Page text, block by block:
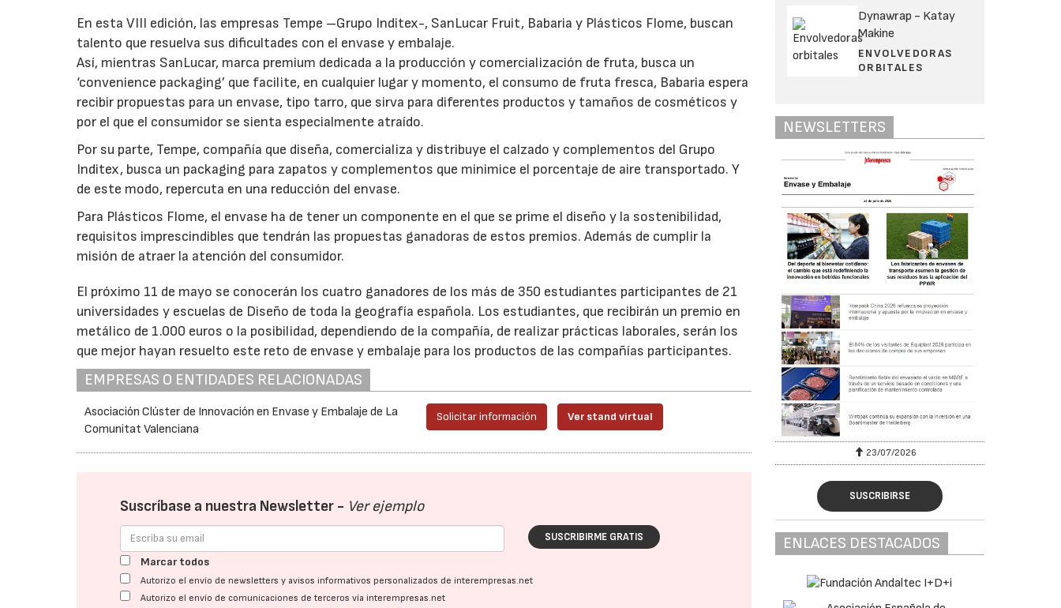
En esta VIII edición, las empresas Tempe –Grupo Inditex-, SanLucar Fruit, Babaria y Plásticos Flome, buscan
talento que resuelva sus dificultades con el envase y embalaje.
Así, mientras SanLucar, marca premium dedicada a la producción y comercialización de fruta, busca un
‘convenience packaging’ que facilite, en cualquier lugar y momento, el consumo de fruta fresca, Babaria espera
recibir propuestas para un envase, tipo tarro, que sirva para diferentes productos y tamaños de cosméticos y
por el que el consumidor se sienta especialmente atraído.
Por su parte, Tempe, compañía que diseña, comercializa y distribuye el calzado y complementos del Grupo
Inditex, busca un packaging para zapatos y complementos que minimice el porcentaje de aire transportado. Y
de este modo, repercuta en una reducción del envase.
Para Plásticos Flome, el envase ha de tener un componente en el que se prime el diseño y la sostenibilidad,
requisitos imprescindibles que tendrán las propuestas ganadoras de estos premios. Además de cumplir la
misión de atraer la atención del consumidor.
El próximo 11 de mayo se conocerán los cuatro ganadores de los más de 350 estudiantes participantes de 21
universidades y escuelas de Diseño de toda la geografía española. Los estudiantes, que recibirán un premio en
metálico de 1.000 euros o la posibilidad, dependiendo de la compañía, de realizar prácticas laborales, serán los
que mejor hayan resuelto este reto de envase y embalaje para los productos de las compañías participantes.
EMPRESAS O ENTIDADES RELACIONADAS
Asociación Clúster de Innovación en Envase y Embalaje de La
Comunitat Valenciana
Solicitar información Ver stand virtual
Suscríbase a nuestra Newsletter - Ver ejemplo
SUSCRIBIRME GRATIS
Marcar todos
Autorizo el envío de newsletters y avisos informativos personalizados de interempresas.net
Autorizo el envío de comunicaciones de terceros vía interempresas.net
Dynawrap - Katay
Makine
ENVOLVEDORAS
ORBITALES
NEWSLETTERS
23/07/2026 30/07/2026 23/07/2026
SUSCRIBIRSE
ENLACES DESTACADOS